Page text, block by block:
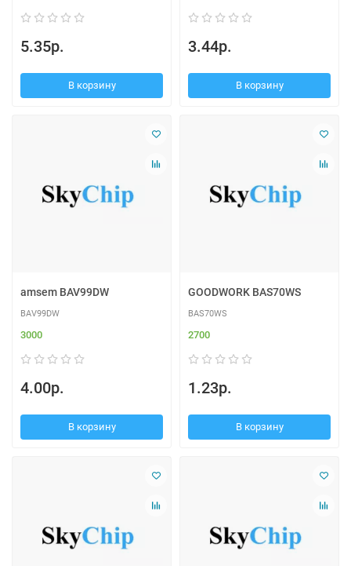
5.35р.
В корзину
3.44р.
В корзину
amsem BAV99DW
BAV99DW
3000
4.00р.
В корзину
GOODWORK BAS70WS
BAS70WS
2700
1.23р.
В корзину